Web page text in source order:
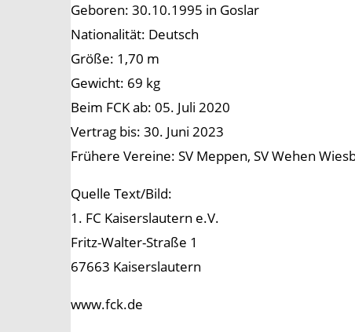
Geboren: 30.10.1995 in Goslar
Nationalität: Deutsch
Größe: 1,70 m
Gewicht: 69 kg
Beim FCK ab: 05. Juli 2020
Vertrag bis: 30. Juni 2023
Frühere Vereine: SV Meppen, SV Wehen
Quelle Text/Bild:
1. FC Kaiserslautern e.V.
Fritz-Walter-Straße 1
67663 Kaiserslautern
www.fck.de